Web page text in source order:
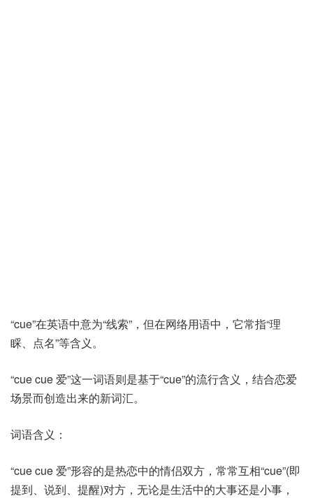
“cue”在英语中意为“线索”，但在网络用语中，它常指“理
睬、点名”等含义。
“cue cue 爱”这一词语则是基于“cue”的流行含义，结合恋爱
场景而创造出来的新词汇。
词语含义：
“cue cue 爱”形容的是热恋中的情侣双方，常常互相“cue”(即
提到、说到、提醒)对方，无论是生活中的大事还是小事，